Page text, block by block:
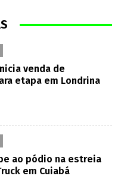
venda de
etapa em Londrina
ao pódio na estreia
em Cuiabá